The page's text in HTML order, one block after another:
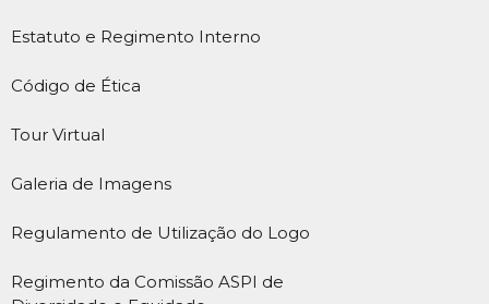
Estatuto e Regimento Interno
Código de Ética
Tour Virtual
Galeria de Imagens
Regulamento de Utilização do Logo
Regimento da Comissão ASPI de